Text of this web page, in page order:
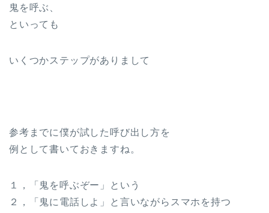
鬼を呼ぶ、
といっても
いくつかステップがありまして
参考までに僕が試した呼び出し方を
例として書いておきますね。
１，「鬼を呼ぶぞー」という
２，「鬼に電話しよ」と言いながらスマホを持つ